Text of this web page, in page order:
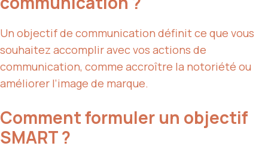
Un objectif de communication définit ce que vous
souhaitez accomplir avec vos actions de
communication, comme accroître la notoriété ou
améliorer l’image de marque.
Comment formuler un objectif
SMART ?